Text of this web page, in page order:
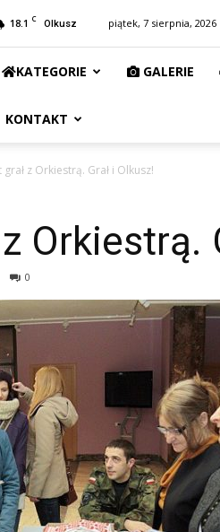
18.1 C Olkusz piątek, 7 sierpnia, 2026
KATEGORIE GALERIE
KONTAKT
grał z Orkiestrą. Grał i Olkusz!
Orkiestrą.
0